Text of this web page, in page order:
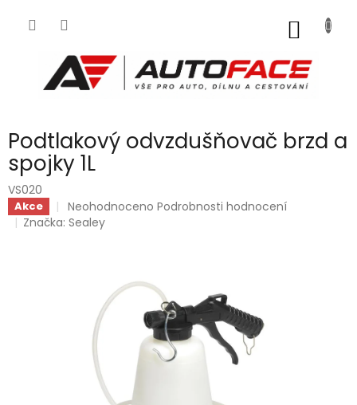
Podtlakový odvzdušňovač brzd a
spojky 1L
VS020
Akce
Průměrné
hodnocení
hvězdiček.
Neohodnoceno Podrobnosti hodnocení
Značka:Sealey